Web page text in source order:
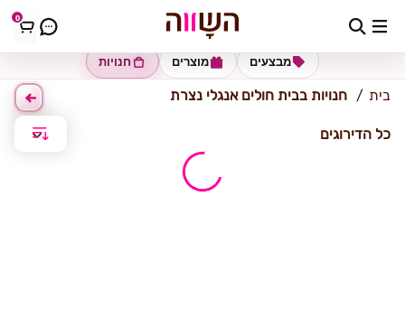
0 בית חולים אנגלי נצרת
חנויות מוצרים מבצעים
בית חנויות בבית חולים אנגלי נצרת
כל הדירוגים